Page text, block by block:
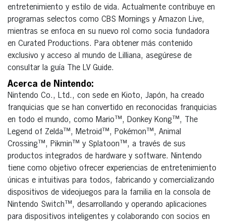
entretenimiento y estilo de vida. Actualmente contribuye en
programas selectos como CBS Mornings y Amazon Live,
mientras se enfoca en su nuevo rol como socia fundadora
en Curated Productions. Para obtener más contenido
exclusivo y acceso al mundo de Lilliana, asegúrese de
consultar la guía The LV Guide.
Acerca de Nintendo:
Nintendo Co., Ltd., con sede en Kioto, Japón, ha creado
franquicias que se han convertido en reconocidas franquicias
en todo el mundo, como Mario™, Donkey Kong™, The
Legend of Zelda™, Metroid™, Pokémon™, Animal
Crossing™, Pikmin™ y Splatoon™, a través de sus
productos integrados de hardware y software. Nintendo
tiene como objetivo ofrecer experiencias de entretenimiento
únicas e intuitivas para todos, fabricando y comercializando
dispositivos de videojuegos para la familia en la consola de
Nintendo Switch™, desarrollando y operando aplicaciones
para dispositivos inteligentes y colaborando con socios en